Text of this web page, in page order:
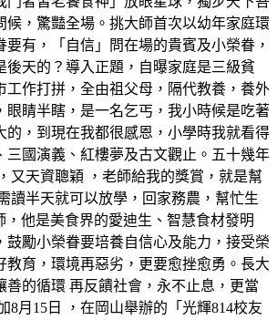
候，驚豔全場。挑大師首次以幼年家庭環
要有，「自信」問在場的貴賓及小榮眷，
後天的？導入正題，自曝家庭是三級貧
工作打拼，全由祖父母，隔代教養，養外
眼睛半瞎，是一名乞丐，我小時候是吃著
的，到現在我都很感恩，小學時我就看得
三國演義、紅樓夢及古文觀止。五十幾年
又天資聰穎 ，老師給我的獎賞，就是幫
讀半天就可以放學，回家務農，幫忙生
，他是美食界的愛迪生、智慧食材發明
鼓勵小榮眷要培養自信心及能力，接受榮
教育，環境再惡劣，更要愈挫愈勇。長大
善的循環 再反饋社會，永不止息，更當
8月15日 ，在岡山舉辦的「光輝814校友